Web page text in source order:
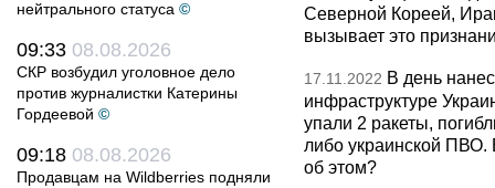
нейтрального статуса ©
09:33 08.08.2026
СКР возбудил уголовное дело
против журналистки Катерины
Гордеевой ©
09:18 08.08.2026
Продавцам на Wildberries подняли
Северной Кореей,
вызывает это
17.11.2022 В день
инфраструктуре
упали 2 ракеты,
либо украинской ПВО.
об этом?